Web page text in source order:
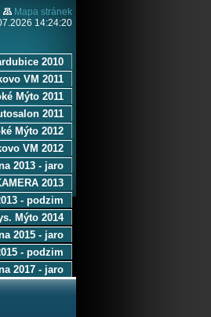
Mapa stránek
14:24:20
2010
VM 2011
Mýto 2011
2011
Mýto 2012
VM 2012
2013 - jaro
2013
- podzim
Mýto 2014
2015 - jaro
- podzim
2017 - jaro